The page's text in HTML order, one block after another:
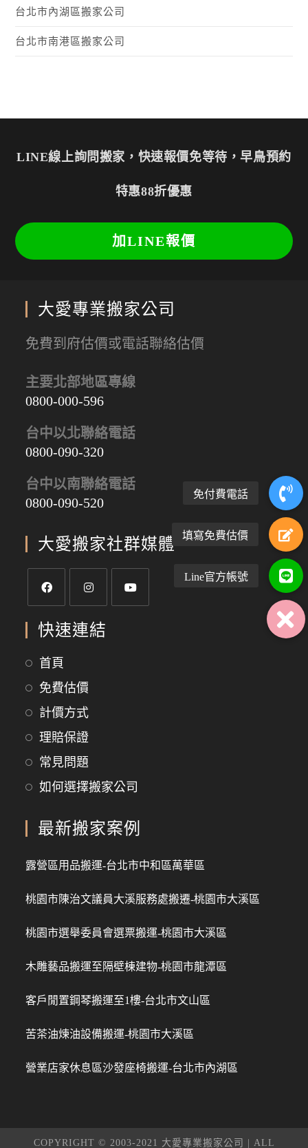
台北市內湖區搬家公司
台北市南港區搬家公司
LINE線上詢問搬家，快速報價免等待，早鳥預約
特惠88折優惠
加LINE報價
大愛專業搬家公司
免費到府估價或電話聯絡估價
主要北部地區專線
0800-000-596
台中以北聯絡電話
0800-090-320
台中以南聯絡電話
0800-090-520
大愛搬家社群媒體
快速連結
首頁
免費估價
計價方式
理賠保證
常見問題
如何選擇搬家公司
最新搬家案例
露營區用品搬運-台北市中和區萬華區
桃園市陳治文議員大溪服務處搬遷-桃園市大溪區
桃園市選舉委員會選票搬運-桃園市大溪區
木雕藝品搬運至隔壁棟建物-桃園市龍潭區
客戶閒置鋼琴搬運至1樓-台北市文山區
苦茶油煉油設備搬運-桃園市大溪區
營業店家休息區沙發座椅搬運-台北市內湖區
COPYRIGHT © 2003-2021 大愛專業搬家公司 | ALL